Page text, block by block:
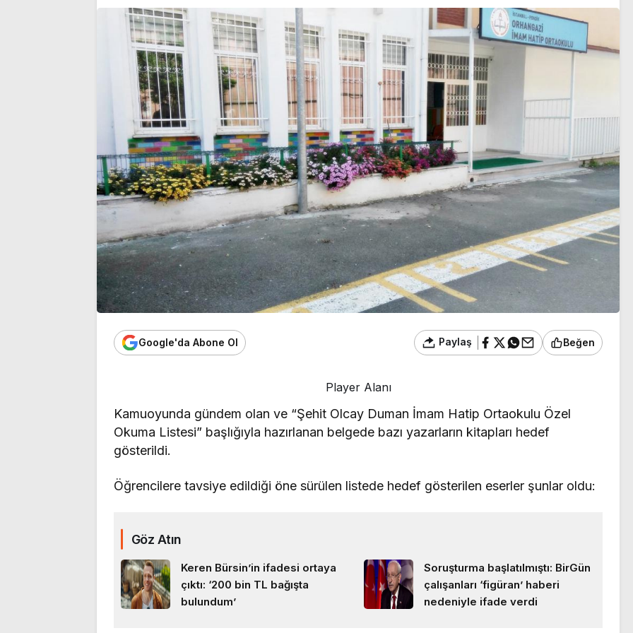
Google'da Abone Ol Paylaş Beğen
Player Alanı
Kamuoyunda gündem olan ve “Şehit Olcay Duman İmam Hatip Ortaokulu Özel
Okuma Listesi” başlığıyla hazırlanan belgede bazı yazarların kitapları hedef
gösterildi.
Öğrencilere tavsiye edildiği öne sürülen listede hedef gösterilen eserler şunlar oldu:
Göz Atın
Keren Bürsin’in ifadesi ortaya
çıktı: ‘200 bin TL bağışta
bulundum’
Soruşturma başlatılmıştı: BirGün
çalışanları ‘figüran’ haberi
nedeniyle ifade verdi